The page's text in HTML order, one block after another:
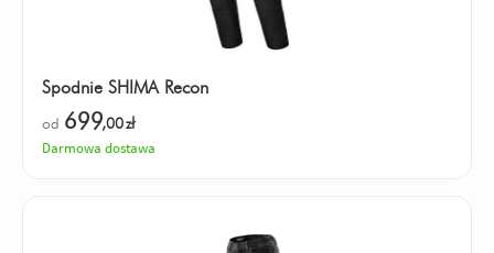
Spodnie SHIMA Recon
od 699,00zł
Darmowa dostawa